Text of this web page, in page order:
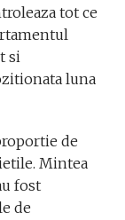
tot ce
si
luna
de
Mintea
fost
de